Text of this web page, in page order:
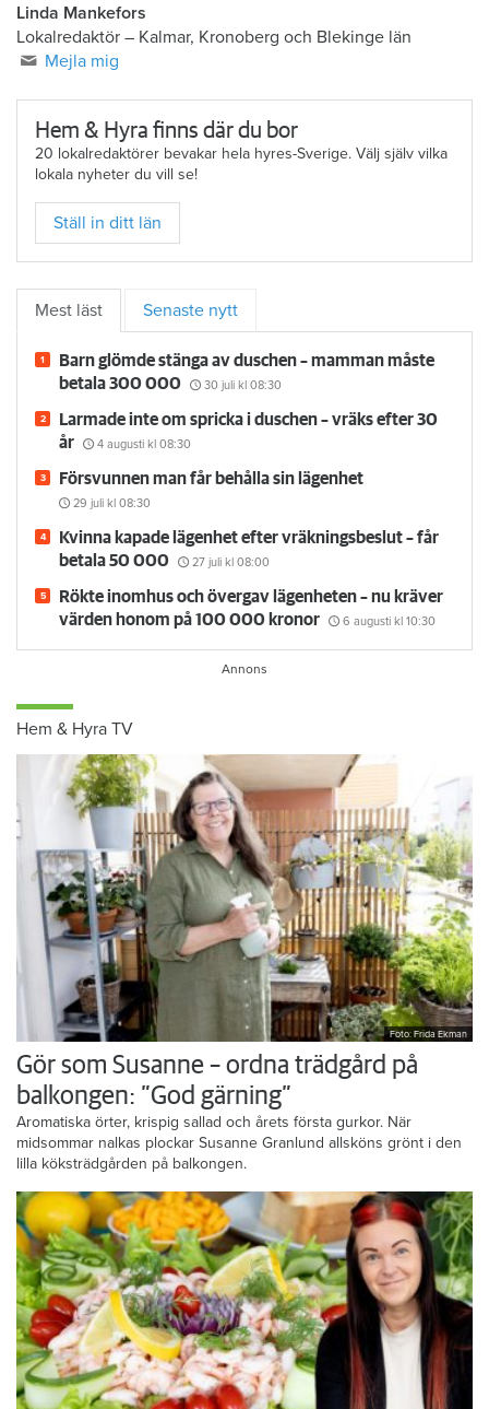
Linda Mankefors
Lokalredaktör – Kalmar, Kronoberg och Blekinge län
Mejla mig
Hem & Hyra finns där du bor
20 lokalredaktörer bevakar hela hyres-Sverige. Välj själv vilka
lokala nyheter du vill se!
Ställ in ditt län
Mest läst Senaste nytt
Barn glömde stänga av duschen – mamman måste
betala 300 000
30 juli kl 08:30
Larmade inte om spricka i duschen – vräks efter 30
år
4 augusti kl 08:30
Försvunnen man får behålla sin lägenhet
29 juli kl 08:30
Kvinna kapade lägenhet efter vräkningsbeslut – får
betala 50 000
27 juli kl 08:00
Rökte inomhus och övergav lägenheten – nu kräver
värden honom på 100 000 kronor
6 augusti kl 10:30
Hem & Hyra TV
Foto: Frida Ekman
Gör som Susanne – ordna trädgård på
balkongen: ”God gärning”
Aromatiska örter, krispig sallad och årets första gurkor. När
midsommar nalkas plockar Susanne Granlund allsköns grönt i den
lilla köksträdgården på balkongen.